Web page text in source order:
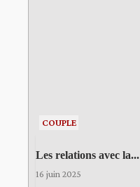
COUPLE
Les relations avec la...
16 juin 2025